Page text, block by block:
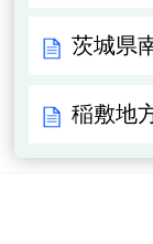
茨城県
稲敷地